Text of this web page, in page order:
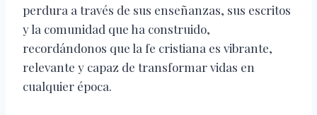
perdura a través de sus enseñanzas, sus escritos
y la comunidad que ha construido,
recordándonos que la fe cristiana es vibrante,
relevante y capaz de transformar vidas en
cualquier época.